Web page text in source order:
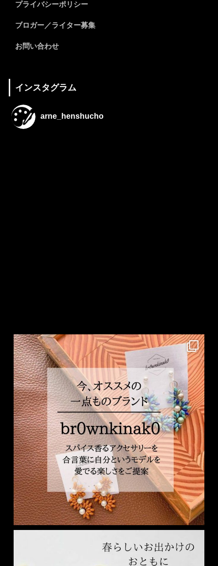
プライバシーポリシー
ブロガー／ライター募集
お問い合わせ
インスタグラム
arne_henshucho